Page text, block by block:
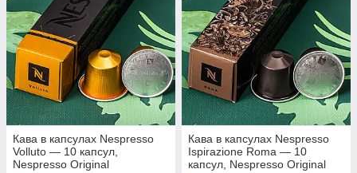
Кава в капсулах Nespresso
Volluto — 10 капсул,
Nespresso Original
Кава в капсулах Nespresso
Ispirazione Roma — 10
капсул, Nespresso Original